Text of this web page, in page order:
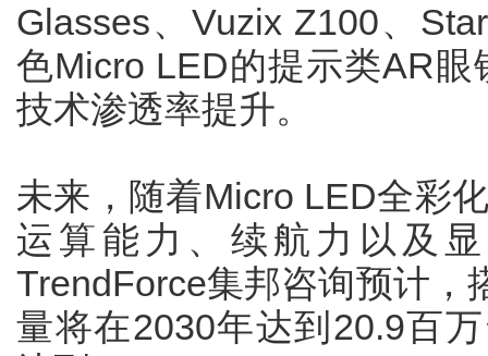
Glasses、Vuzix Z100、
色Micro LED的提示类AR
技术渗透率提升。
未来，随着Micro LED全彩
运算能力、续航力以及
TrendForce集邦咨询预计，
量将在2030年达到20.9百